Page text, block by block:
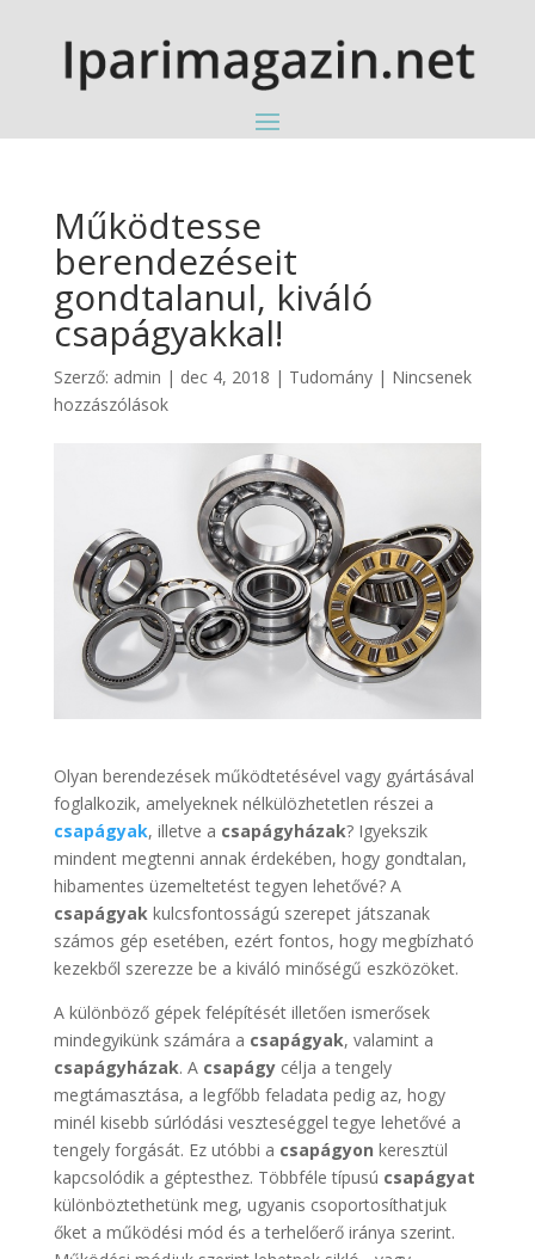
Működtesse
berendezéseit
gondtalanul, kiváló
csapágyakkal!
Szerző: admin | dec 4, 2018 | Tudomány| Nincsenek
hozzászólások
Olyan berendezések működtetésével vagy gyártásával
foglalkozik, amelyeknek nélkülözhetetlen részei a
csapágyak, illetve a csapágyházak? Igyekszik
mindent megtenni annak érdekében, hogy gondtalan,
hibamentes üzemeltetést tegyen lehetővé? A
csapágyak kulcsfontosságú szerepet játszanak
számos gép esetében, ezért fontos, hogy megbízható
kezekből szerezze be a kiváló minőségű eszközöket.
A különböző gépek felépítését illetően ismerősek
mindegyikünk számára a csapágyak, valamint a
csapágyházak. A csapágycélja a tengely
megtámasztása, a legfőbb feladata pedig az, hogy
minél kisebb súrlódási veszteséggel tegye lehetővé a
tengely forgását. Ez utóbbi a csapágyon keresztül
kapcsolódik a géptesthez. Többféle típusú csapágyat
különböztethetünk meg, ugyanis csoportosíthatjuk
őket a működési mód és a terhelőerő iránya szerint.